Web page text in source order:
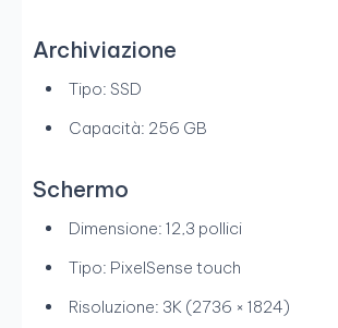
Archiviazione
Tipo: SSD
Capacità: 256 GB
Schermo
Dimensione: 12,3 pollici
Tipo: PixelSense touch
Risoluzione: 3K (2736 × 1824)